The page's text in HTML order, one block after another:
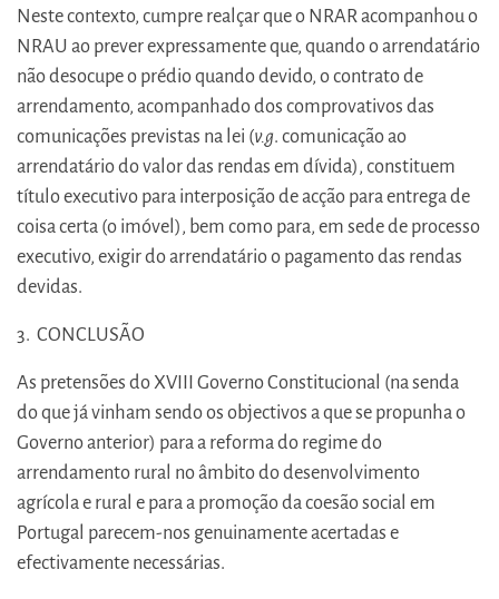
Neste contexto, cumpre realçar que o NRAR acompanhou o
NRAU ao prever expressamente que, quando o arrendatário
não desocupe o prédio quando devido, o contrato de
arrendamento, acompanhado dos comprovativos das
comunicações previstas na lei (v.g. comunicação ao
arrendatário do valor das rendas em dívida), constituem
título executivo para interposição de acção para entrega de
coisa certa (o imóvel), bem como para, em sede de processo
executivo, exigir do arrendatário o pagamento das rendas
devidas.
3. CONCLUSÃO
As pretensões do XVIII Governo Constitucional (na senda
do que já vinham sendo os objectivos a que se propunha o
Governo anterior) para a reforma do regime do
arrendamento rural no âmbito do desenvolvimento
agrícola e rural e para a promoção da coesão social em
Portugal parecem-nos genuinamente acertadas e
efectivamente necessárias.